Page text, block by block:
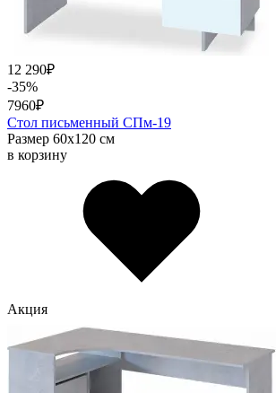
12 290₽
-35%
7960₽
Стол письменный СПм-19
Размер 60х120 см
в корзину
Акция